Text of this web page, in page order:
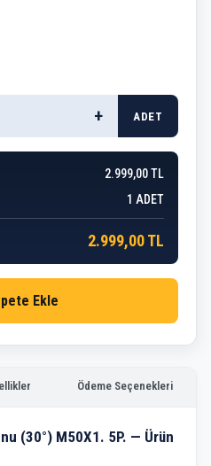
Ödeme Seçenekleri
(30°) M50X1. 5P. — Ürün
+ ADET
2.999,00 TL
1 ADET
2.999,00 TL
Ekle